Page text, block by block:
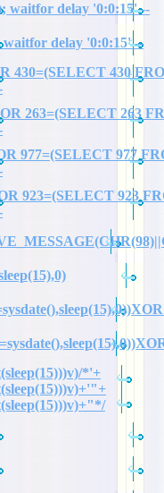
waitfor delay '0:0:15' --
delay '0:0:15' --
430=(SELECT 430
263=(SELECT 263
977=(SELECT 977
923=(SELECT 923
*'+